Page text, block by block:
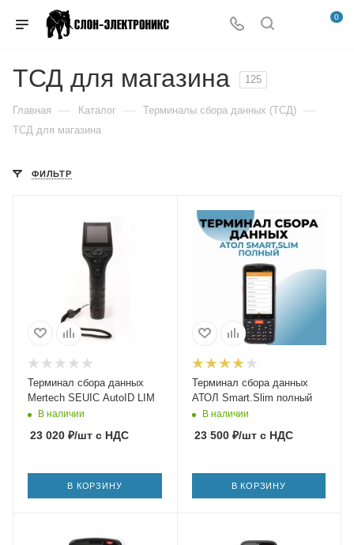
0
ТСД для магазина 125
Главная — Каталог — Терминалы сбора данных (ТСД) —
ТСД для магазина
ФИЛЬТР
Терминал сбора данных
Mertech SEUIC AutoID LIM
В наличии
23 020 ₽/шт с НДС
В КОРЗИНУ
Терминал сбора данных
АТОЛ Smart.Slim полный
В наличии
23 500₽/штс НДС
В КОРЗИНУ